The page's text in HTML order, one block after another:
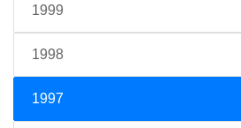
1999
1998
1997